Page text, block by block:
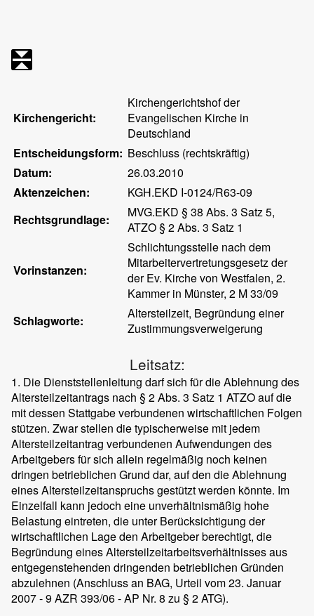
Kirchengericht:
Kirchengerichtshof der
Evangelischen Kirche in
Deutschland
Entscheidungsform: Beschluss (rechtskräftig)
Datum:
26.03.2010
Aktenzeichen:
KGH.EKD I-0124/R63-09
Rechtsgrundlage:
MVG.EKD § 38 Abs. 3 Satz 5,
ATZO § 2 Abs. 3 Satz 1
Vorinstanzen:
Schlichtungsstelle nach dem
Mitarbeitervertretungsgesetz der
der Ev. Kirche von Westfalen, 2.
Kammer in Münster, 2 M 33/09
Schlagworte:
Altersteilzeit, Begründung einer
Zustimmungsverweigerung
Leitsatz:
1. Die Dienststellenleitung darf sich für die Ablehnung des
Altersteilzeitantrags nach § 2 Abs. 3 Satz 1 ATZO auf die
mit dessen Stattgabe verbundenen wirtschaftlichen Folgen
stützen. Zwar stellen die typischerweise mit jedem
Altersteilzeitantrag verbundenen Aufwendungen des
Arbeitgebers für sich allein regelmäßig noch keinen
dringen betrieblichen Grund dar, auf den die Ablehnung
eines Altersteilzeitanspruchs gestützt werden könnte. Im
Einzelfall kann jedoch eine unverhältnismäßig hohe
Belastung eintreten, die unter Berücksichtigung der
wirtschaftlichen Lage den Arbeitgeber berechtigt, die
Begründung eines Altersteilzeitarbeitsverhältnisses aus
entgegenstehenden dringenden betrieblichen Gründen
abzulehnen (Anschluss an BAG, Urteil vom 23. Januar
2007 - 9 AZR 393/06 - AP Nr. 8 zu § 2 ATG).